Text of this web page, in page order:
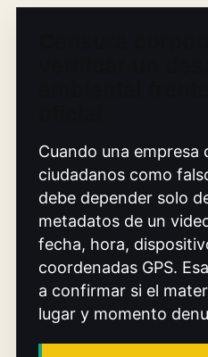
Cuando una empresa
ciudadanos como
debe depender solo
metadatos de un
fecha, hora,
coordenadas GPS.
a confirmar si el
lugar y momento